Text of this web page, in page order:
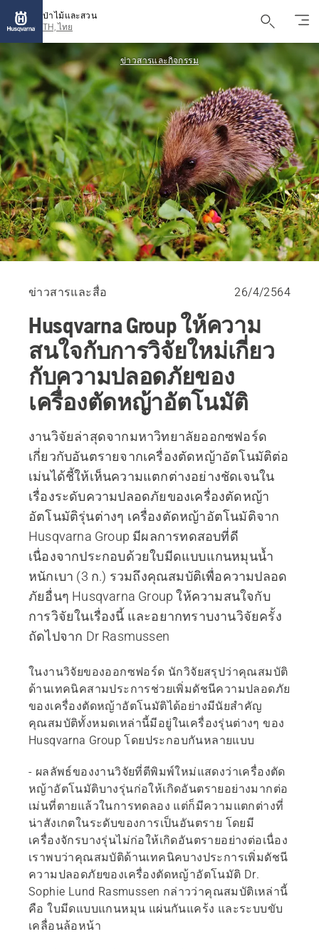
ป่าไม้และสวน
TH, ไทย
ข่าวสารและกิจกรรม
ข่าวสารและสื่อ 26/4/2564
Husqvarna Group ให้ความ
สนใจกับการวิจัยใหม่เกี่ยว
กับความปลอดภัยของ
เครื่องตัดหญ้าอัตโนมัติ
งานวิจัยล่าสุดจากมหาวิทยาลัยออกซฟอร์ด
เกี่ยวกับอันตรายจากเครื่องตัดหญ้าอัตโนมัติต่อ
เม่นได้ชี้ให้เห็นความแตกต่างอย่างชัดเจนใน
เรื่องระดับความปลอดภัยของเครื่องตัดหญ้า
อัตโนมัติรุ่นต่างๆ เครื่องตัดหญ้าอัตโนมัติจาก
Husqvarna Group มีผลการทดสอบที่ดี
เนื่องจากประกอบด้วยใบมีดแบบแกนหมุนน้ำ
หนักเบา (3 ก.) รวมถึงคุณสมบัติเพื่อความปลอด
ภัยอื่นๆ Husqvarna Group ให้ความสนใจกับ
การวิจัยในเรื่องนี้ และอยากทราบงานวิจัยครั้ง
ถัดไปจาก Dr Rasmussen
ในงานวิจัยของออกซฟอร์ด นักวิจัยสรุปว่าคุณสมบัติ
ด้านเทคนิคสามประการช่วยเพิ่มดัชนีความปลอดภัย
ของเครื่องตัดหญ้าอัตโนมัติได้อย่างมีนัยสำคัญ
คุณสมบัติทั้งหมดเหล่านี้มีอยู่ในเครื่องรุ่นต่างๆ ของ
Husqvarna Group โดยประกอบกันหลายแบบ
- ผลลัพธ์ของงานวิจัยที่ตีพิมพ์ใหม่แสดงว่าเครื่องตัด
หญ้าอัตโนมัติบางรุ่นก่อให้เกิดอันตรายอย่างมากต่อ
เม่นที่ตายแล้วในการทดลอง แต่ก็มีความแตกต่างที่
น่าสังเกตในระดับของการเป็นอันตราย โดยมี
เครื่องจักรบางรุ่นไม่ก่อให้เกิดอันตรายอย่างต่อเนื่อง
เราพบว่าคุณสมบัติด้านเทคนิคบางประการเพิ่มดัชนี
ความปลอดภัยของเครื่องตัดหญ้าอัตโนมัติ Dr.
Sophie Lund Rasmussen กล่าวว่าคุณสมบัติเหล่านี้
คือ ใบมีดแบบแกนหมุน แผ่นกันแคร้ง และระบบขับ
เคลื่อนล้อหน้า